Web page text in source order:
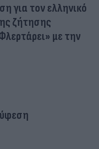
για τον ελληνικό
ζήτησης
με την
ύφεση